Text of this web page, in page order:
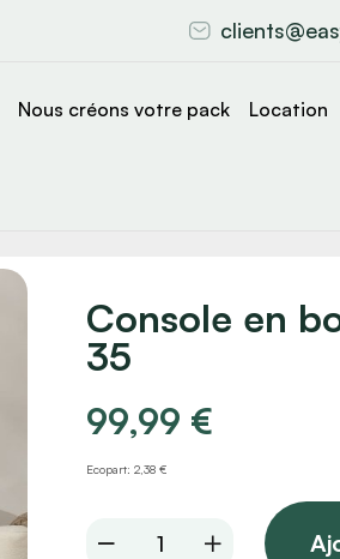
Nous créons votre pack Location
Console en
35
99,99 €
Ecopart: 2,38 €
Console